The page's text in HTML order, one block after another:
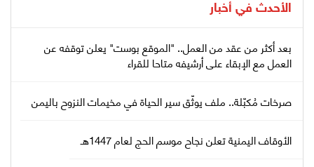
الأحدث في أخبار
بعد أكثر من عقد من العمل.. "الموقع بوست" يعلن توقفه عن
العمل مع الإبقاء على أرشيفه متاحا للقراء
صرخات مُكبّلة.. ملف يوثّق سير الحياة في مخيمات النزوح باليمن
الأوقاف اليمنية تعلن نجاح موسم الحج لعام 1447هـ